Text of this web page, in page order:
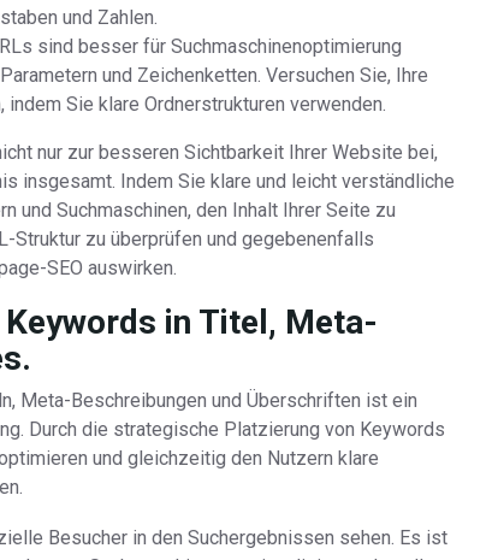
und Zahlen.
sind besser für Suchmaschinenoptimierung
und Zeichenketten. Versuchen Sie, Ihre
Sie klare Ordnerstrukturen verwenden.
nur zur besseren Sichtbarkeit Ihrer Website bei,
insgesamt. Indem Sie klare und leicht verständliche
und Suchmaschinen, den Inhalt Ihrer Seite zu
Struktur zu überprüfen und gegebenenfalls
SEO auswirken.
in Titel, Meta-
Meta-Beschreibungen und Überschriften ist ein
Durch die strategische Platzierung von Keywords
und gleichzeitig den Nutzern klare
Besucher in den Suchergebnissen sehen. Es ist